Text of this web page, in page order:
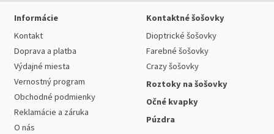
Informácie
Kontakt
Doprava a platba
Výdajné miesta
Vernostný program
Obchodné podmienky
Reklamácie a záruka
O nás
Kontaktné šošovky
Dioptrické šošovky
Farebné šošovky
Crazy šošovky
Roztoky na šošovky
Očné kvapky
Púzdra